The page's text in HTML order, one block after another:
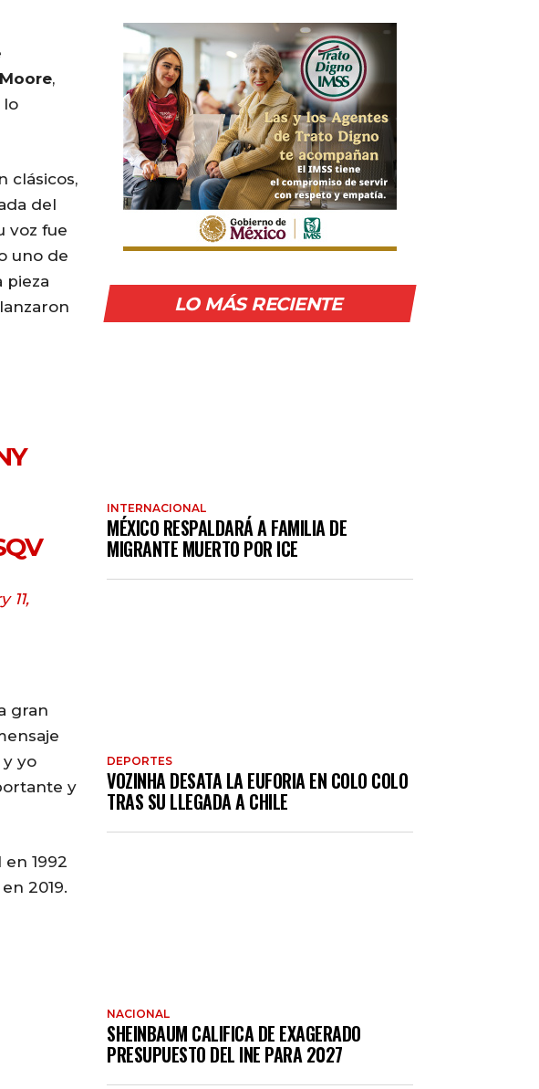
,
lo
clásicos,
del
voz fue
uno de
pieza
11,
gran
y yo
y
1992
2019.
LO MÁS RECIENTE
INTERNACIONAL
MÉXICO RESPALDARÁ A FAMILIA DE
MIGRANTE MUERTO POR ICE
DEPORTES
VOZINHA DESATA LA EUFORIA EN COLO COLO
TRAS SU LLEGADA A CHILE
NACIONAL
SHEINBAUM CALIFICA DE EXAGERADO
PRESUPUESTO DEL INE PARA 2027